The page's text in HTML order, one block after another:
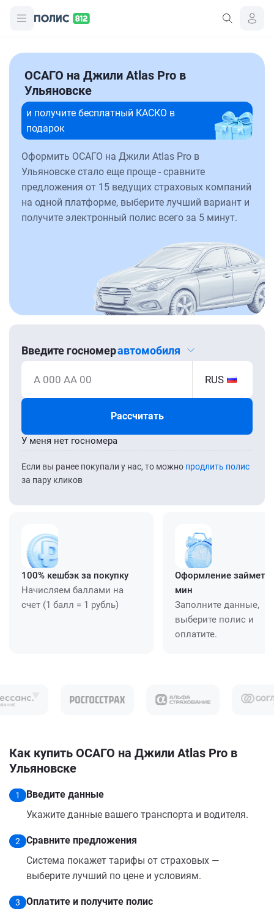
ОСАГО на Джили Atlas Pro в
Ульяновске
и получите бесплатный КАСКО в
подарок
Оформить ОСАГО на Джили Atlas Pro в
Ульяновске стало еще проще - сравните
предложения от 15 ведущих страховых компаний
на одной платформе, выберите лучший вариант и
получите электронный полис всего за 5 минут.
Введите госномеравтомобиля
А 000 АА 00 RUS
Рассчитать
Если вы ранее покупали у нас, то можно продлить полис
за пару кликов
У меня нет госномера
100% кешбэк за покупку
Начисляем баллами на
счет (1 балл = 1 рубль)
Оформление займет
мин
Заполните данные,
выберите полис и
оплатите.
Как купить ОСАГО на Джили Atlas Pro в
Ульяновске
1
Введите данные
Укажите данные вашего транспорта и водителя.
2
Сравните предложения
Система покажет тарифы от страховых —
выберите лучший по цене и условиям.
3
Оплатите и получите полис